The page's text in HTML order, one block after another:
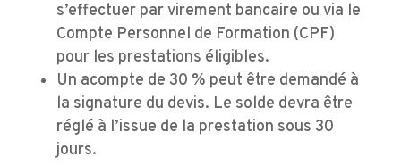
s’effectuer par virement bancaire ou via le
Compte Personnel de Formation (CPF)
pour les prestations éligibles.
Un acompte de 30 % peut être demandé à
la signature du devis. Le solde devra être
réglé à l’issue de la prestation sous 30
jours.